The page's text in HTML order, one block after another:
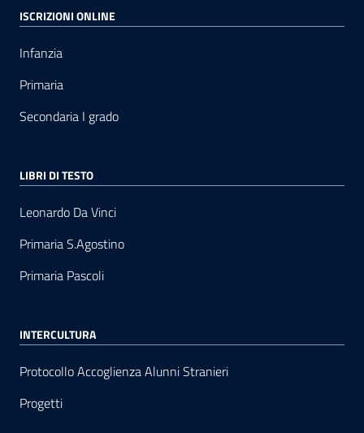
ISCRIZIONI ONLINE
Infanzia
Primaria
Secondaria I grado
LIBRI DI TESTO
Leonardo Da Vinci
Primaria S.Agostino
Primaria Pascoli
INTERCULTURA
Protocollo Accoglienza Alunni Stranieri
Progetti